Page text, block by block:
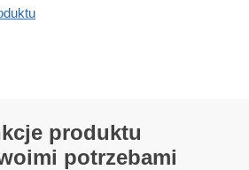
produktu
potrzebami